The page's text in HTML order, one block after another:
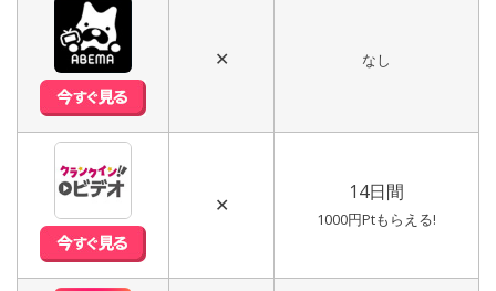
✕ なし
✕
14日間
1000円Ptもらえる!